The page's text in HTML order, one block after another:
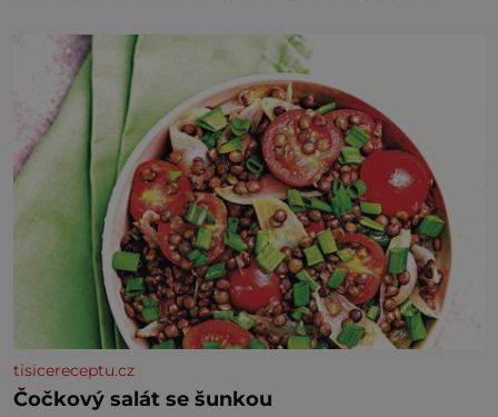
tisicereceptu.cz
Čočkový salát se šunkou